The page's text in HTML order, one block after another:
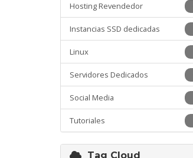
Hosting Revendedor
Instancias SSD dedicadas
Linux
Servidores Dedicados
Social Media
Tutoriales
Tag Cloud